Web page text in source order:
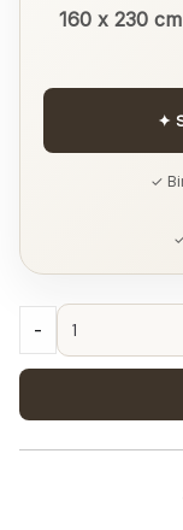
160 x 230 cm
✦
✓
-